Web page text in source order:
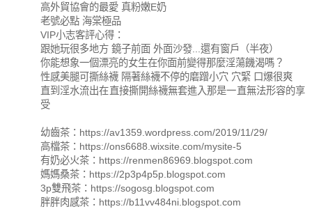
高外貿協會的最愛 真粉嫩E奶
老號必點 海棠極品
VIP小志客評心得：
跟她玩很多地方 鏡子前面 外面沙發...還有窗戶（半夜）
你能想象一個漂亮的女生在你面前變得那麼淫蕩饑渴嗎？
性感美腿可撕絲襪 隔著絲襪不停的磨蹭小穴 穴緊 口爆很爽
直到淫水流出在直接撕開絲襪無套進入那是一直無法形容的享
受
幼齒茶：https://av1359.wordpress.com/2019/11/29/
高檔茶：https://ons6688.wixsite.com/mysite-5
有奶必火茶：https://renmen86969.blogspot.com
媽媽桑茶：https://2p3p4p5p.blogspot.com
3p雙飛茶：https://sogosg.blogspot.com
胖胖肉感茶：https://b11vv484ni.blogspot.com